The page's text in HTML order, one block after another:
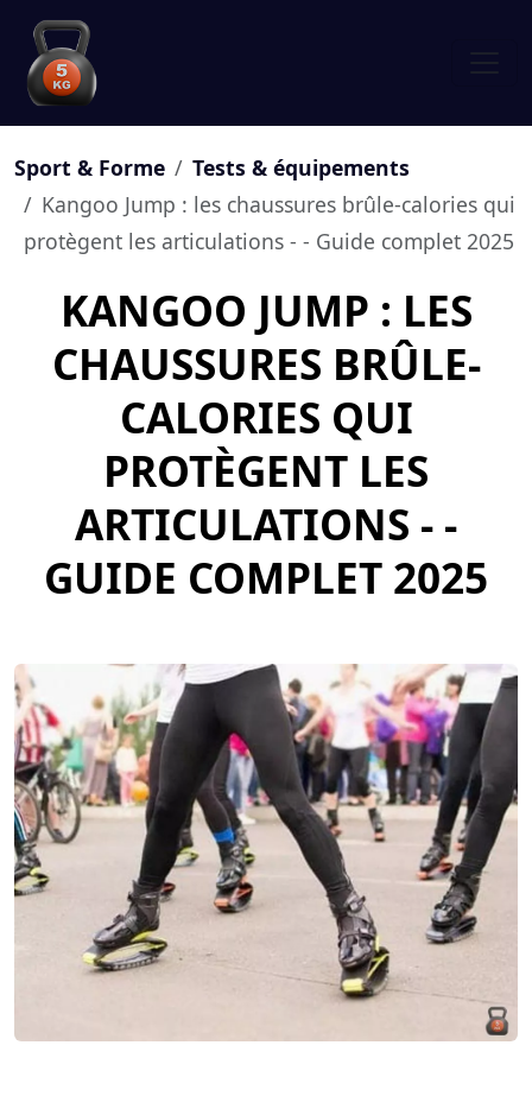
Sport & Forme
Tests & équipements
Kangoo Jump : les chaussures brûle-calories qui
protègent les articulations - - Guide complet 2025
KANGOO JUMP : LES
CHAUSSURES BRÛLE-
CALORIES QUI
PROTÈGENT LES
ARTICULATIONS - -
GUIDE COMPLET 2025